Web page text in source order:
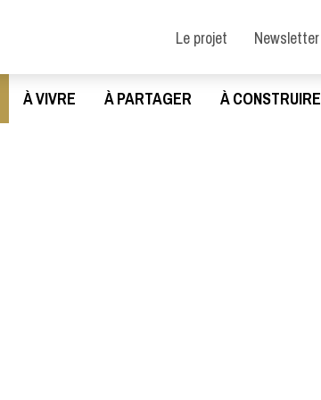
Le projet Newsletter
À VIVRE À PARTAGER À CONSTRUIRE